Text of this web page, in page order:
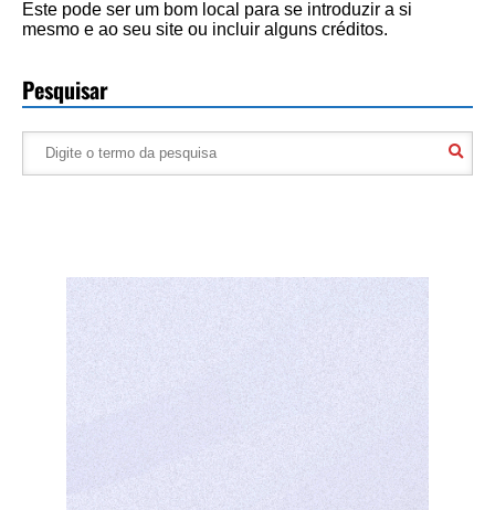
Este pode ser um bom local para se introduzir a si
mesmo e ao seu site ou incluir alguns créditos.
Pesquisar